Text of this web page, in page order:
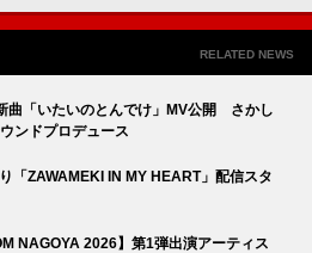
RELATED NEWS
曲「いたいのとんでけ」MV公開 さかし
ンドプロデュース
「ZAWAMEKI IN MY HEART」配信スタ
NAGOYA 2026】第1弾出演アーティス